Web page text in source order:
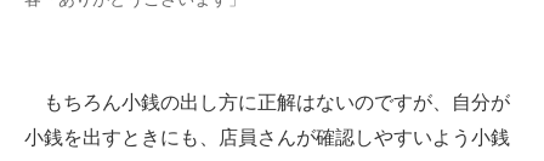
もちろん小銭の出し方に正解はないのですが、自分が
小銭を出すときにも、店員さんが確認しやすいよう小銭